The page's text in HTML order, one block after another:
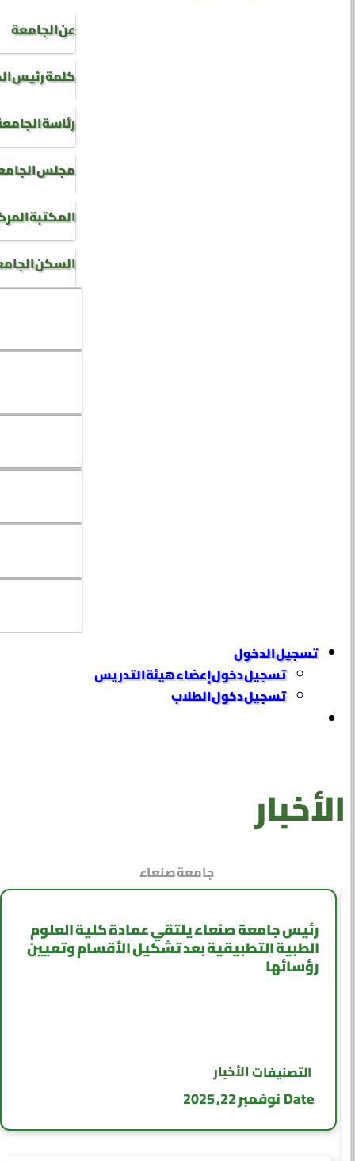
عن الجامعة
كلمة رئيس
رئاسة
مجلس
المكتبة
السكن
تسجيل الدخول
تسجيل دخول إعضاء هيئة التدريس
تسجيل دخول الطلاب
الأخبار
جامعة صنعاء
رئيس جامعة صنعاء يلتقي عمادة كلية العلوم
الطبية التطبيقية بعد تشكيل الأقسام وتعيين
رؤسائها
التصنيفات الأخبار
Date نوفمبر 22, 2025